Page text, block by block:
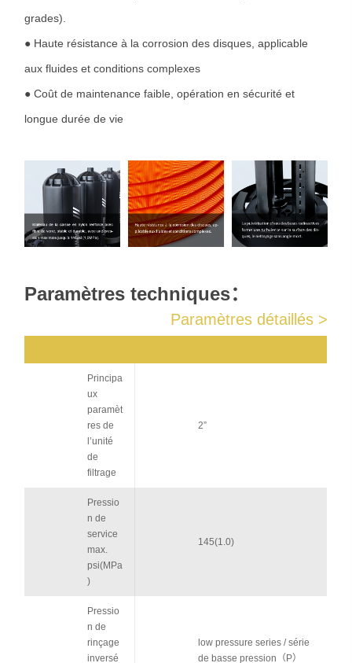
grades).
● Haute résistance à la corrosion des disques, applicable
aux fluides et conditions complexes
● Coût de maintenance faible, opération en sécurité et
longue durée de vie
Paramètres techniques：
Paramètres détaillés >
Principa
ux
paramèt
res de
l’unité
de
filtrage
2”
Pressio
n de
service
max.
psi(MPa
)
145(1.0)
Pressio
n de
rinçage
inversé
low pressure series / série
de basse pression（P）